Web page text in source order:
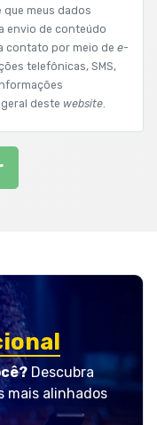
meus dados
envio de conteúdo
contato por meio de e-
telefônicas, SMS,
deste website.
Descubra
mais alinhados